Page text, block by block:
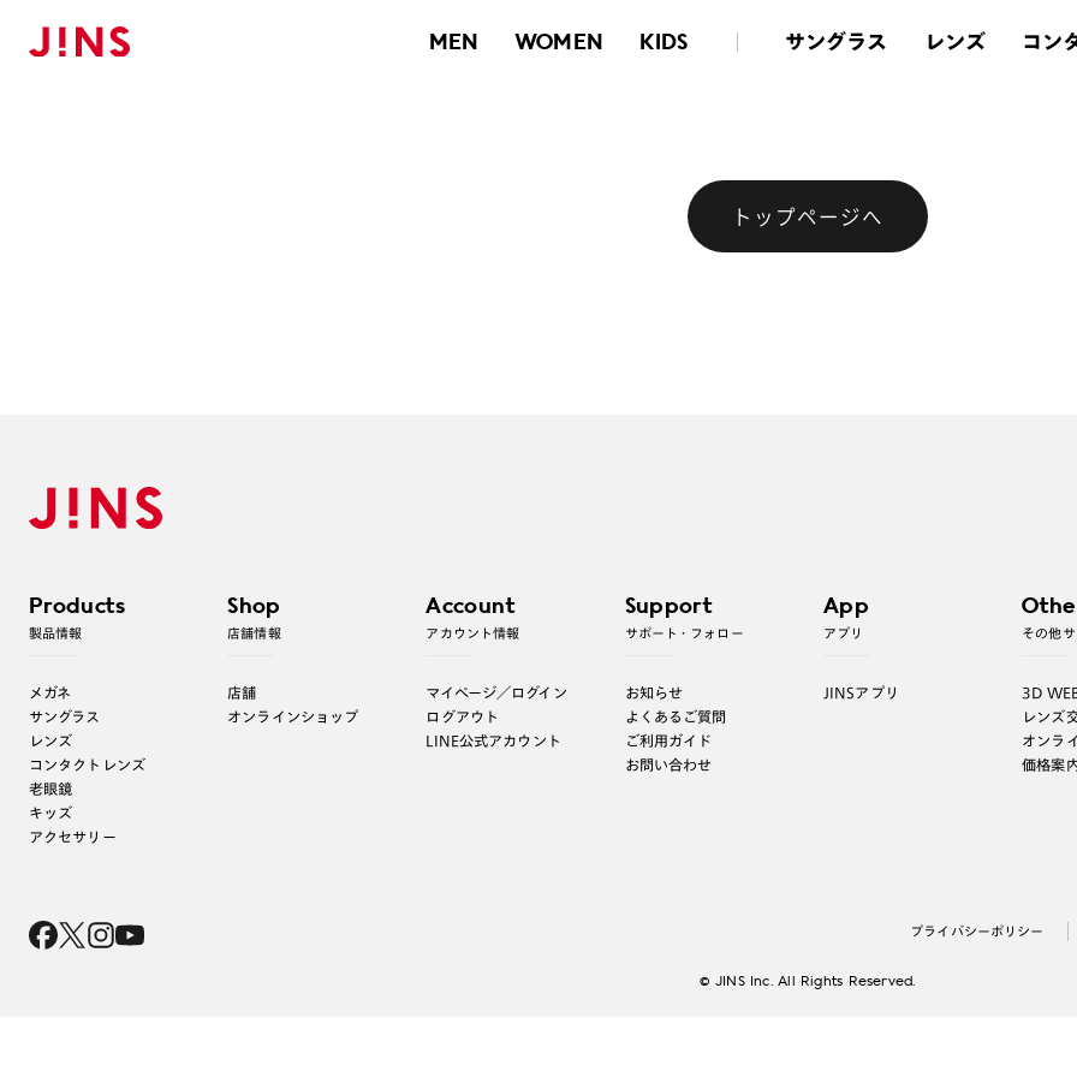
MEN WOMEN KIDS サングラス レンズ コン
トップページへ
Products
製品情報
メガネ
サングラス
レンズ
コンタクトレンズ
老眼鏡
キッズ
アクセサリー
Shop
店舗情報
店舗
オンラインショップ
Account
アカウント情報
マイページ／ログイン
ログアウト
LINE公式アカウント
Support
サポート・フォロー
お知らせ
よくあるご質問
ご利用ガイド
お問い合わせ
App
アプリ
JINSアプリ
その他サ
3D
レンズ
オンラ
価格案
プライバシーポリシー
© JINS Inc. All Rights Reserved.